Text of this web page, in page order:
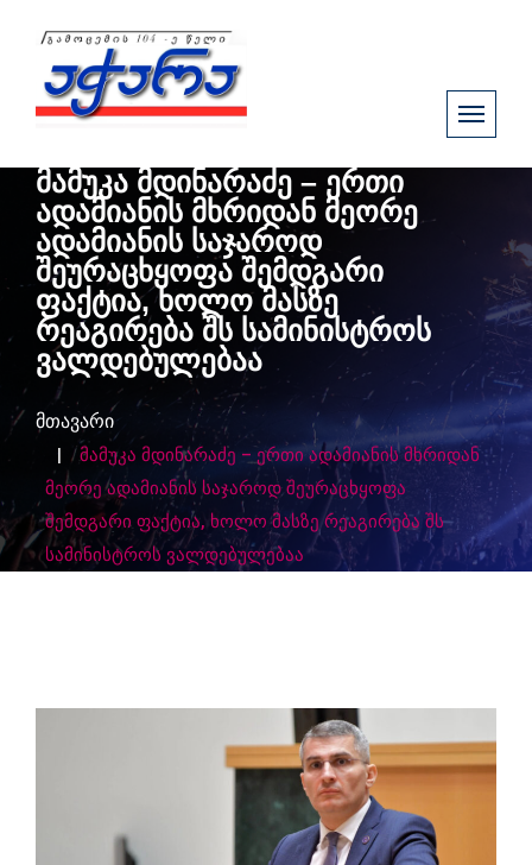
მამუკა მდინარაძე – ერთი
ადამიანის მხრიდან მეორე
ადამიანის საჯაროდ
შეურაცხყოფა შემდგარი
ფაქტია, ხოლო მასზე
რეაგირება შს სამინისტროს
ვალდებულებაა
მთავარი
მამუკა მდინარაძე – ერთი ადამიანის მხრიდან
მეორე ადამიანის საჯაროდ შეურაცხყოფა
შემდგარი ფაქტია, ხოლო მასზე რეაგირება შს
სამინისტროს ვალდებულებაა